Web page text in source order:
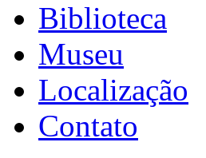
Biblioteca
Museu
Localização
Contato